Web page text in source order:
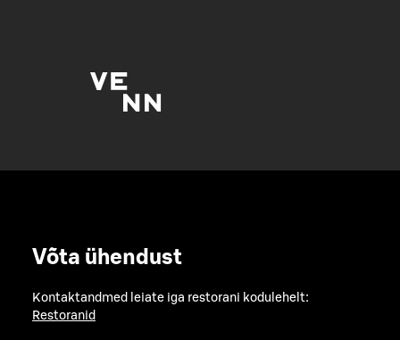
Võta ühendust
Kontaktandmed leiate iga restorani kodulehelt:
Restoranid